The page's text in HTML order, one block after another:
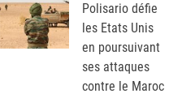
Polisario défie
les Etats Unis
en poursuivant
ses attaques
contre le Maroc